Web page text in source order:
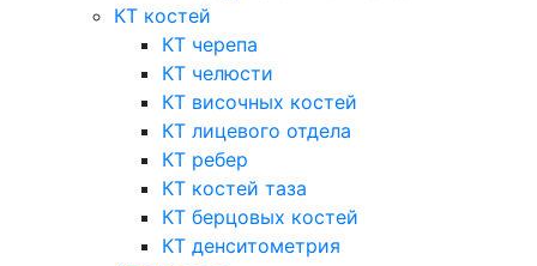
КТ костей
КТ черепа
КТ челюсти
КТ височных костей
КТ лицевого отдела
КТ ребер
КТ костей таза
КТ берцовых костей
КТ денситометрия